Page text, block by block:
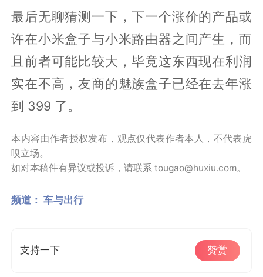
最后无聊猜测一下，下一个涨价的产品或
许在小米盒子与小米路由器之间产生，而
且前者可能比较大，毕竟这东西现在利润
实在不高，友商的魅族盒子已经在去年涨
到 399 了。
本内容由作者授权发布，观点仅代表作者本人，不代表虎
嗅立场。
如对本稿件有异议或投诉，请联系 tougao@huxiu.com。
频道： 车与出行
支持一下 赞赏